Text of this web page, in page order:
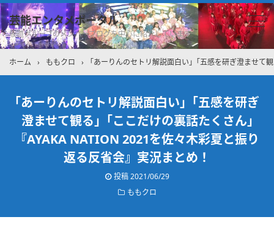
芸能エンタメポータル
坂道グループのメンバーブログを中心に紹介しています
ホーム › ももクロ › ｢あーりんのセトリ解説面白い」｢五感を研ぎ澄ませて
｢あーりんのセトリ解説面白い」｢五感を研ぎ
澄ませて観る」｢ここだけの裏話たくさん｣
『AYAKA NATION 2021を佐々木彩夏と振り
返る反省会』実況まとめ！
投稿2021/06/29
ももクロ